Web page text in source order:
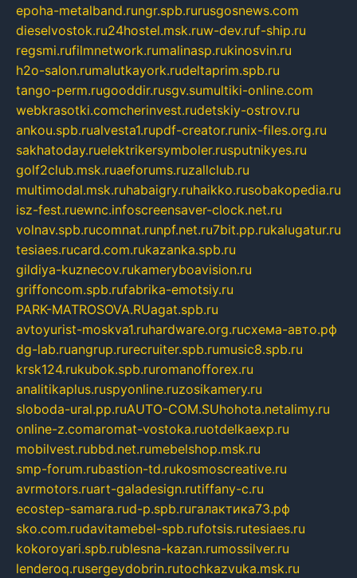
epoha-metalband.rungr.spb.rurusgosnews.com
dieselvostok.ru24hostel.msk.ruw-dev.ruf-ship.ru
regsmi.rufilmnetwork.rumalinasp.rukinosvin.ru
h2o-salon.rumalutkayork.rudeltaprim.spb.ru
tango-perm.rugooddir.rusgv.sumultiki-online.com
webkrasotki.comcherinvest.rudetskiy-ostrov.ru
ankou.spb.rualvesta1.rupdf-creator.runix-files.org.ru
sakhatoday.ruelektrikersymboler.rusputnikyes.ru
golf2club.msk.ruaeforums.ruzallclub.ru
multimodal.msk.ruhabaigry.ruhaikko.rusobakopedia.ru
isz-fest.ruewnc.infoscreensaver-clock.net.ru
volnav.spb.rucomnat.runpf.net.ru7bit.pp.rukalugatur.ru
tesiaes.rucard.com.rukazanka.spb.ru
gildiya-kuznecov.rukameryboavision.ru
griffoncom.spb.rufabrika-emotsiy.ru
PARK-MATROSOVA.RUagat.spb.ru
avtoyurist-moskva1.ruhardware.org.ruсхема-авто.рф
dg-lab.ruangrup.rurecruiter.spb.rumusic8.spb.ru
krsk124.rukubok.spb.ruromanofforex.ru
analitikaplus.ruspyonline.ruzosikamery.ru
sloboda-ural.pp.ruAUTO-COM.SUhohota.netalimy.ru
online-z.comaromat-vostoka.ruotdelkaexp.ru
mobilvest.rubbd.net.rumebelshop.msk.ru
smp-forum.rubastion-td.rukosmoscreative.ru
avrmotors.ruart-galadesign.rutiffany-c.ru
ecostep-samara.rud-p.spb.ruгалактика73.рф
sko.com.rudavitamebel-spb.rufotsis.rutesiaes.ru
kokoroyari.spb.rublesna-kazan.rumossilver.ru
lenderoq.rusergeydobrin.rutochkazvuka.msk.ru